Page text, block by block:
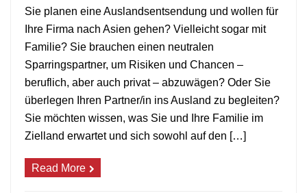
+
Sie planen eine Auslandsentsendung und wollen für
Ihre Firma nach Asien gehen? Vielleicht sogar mit
Familie? Sie brauchen einen neutralen
Sparringspartner, um Risiken und Chancen –
beruflich, aber auch privat – abzuwägen? Oder Sie
überlegen Ihren Partner/in ins Ausland zu begleiten?
Sie möchten wissen, was Sie und Ihre Familie im
Zielland erwartet und sich sowohl auf den […]
Read More